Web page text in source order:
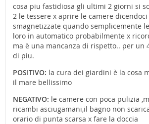
cosa piu fastidiosa gli ultimi 2 giorni si
2 le tessere x aprire le camere
smagnetizzate quando semplicemente
loro in automatico probabilmente x
ma è una mancanza di rispetto.. per un
di piu.
POSITIVO: la cura dei giardini è la cosa
il mare bellissimo
NEGATIVO: le camere con poca pulizia
ricambi asciugamani,il bagno non
orario di punta scarsa x fare la doccia